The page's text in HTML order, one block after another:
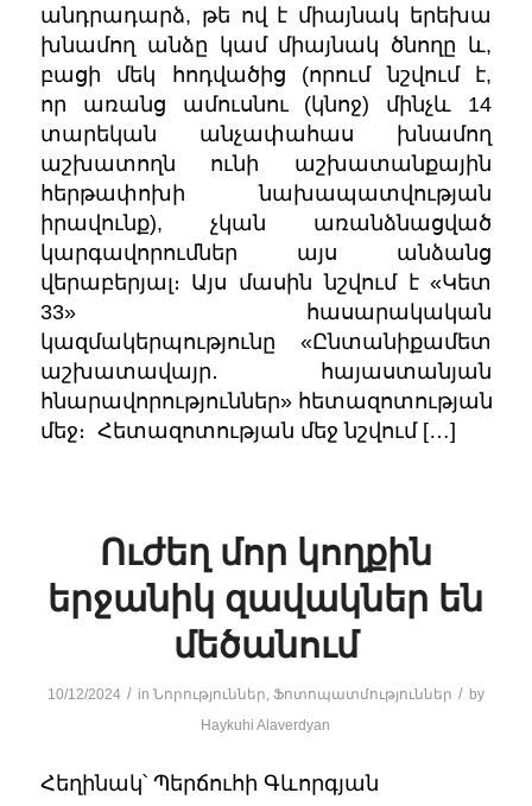
անդրադարձ, թե ով է միայնակ երեխա
խնամող անձը կամ միայնակ ծնողը և,
բացի մեկ հոդվածից (որում նշվում է,
որ առանց ամուսնու (կնոջ) մինչև 14
տարեկան անչափահաս խնամող
աշխատողն ունի աշխատանքային
հերթափոխի նախապատվության
իրավունք), չկան առանձնացված
կարգավորումներ այս անձանց
վերաբերյալ։ Այս մասին նշվում է «Կետ
33» հասարակական
կազմակերպությունը «Ընտանիքամետ
աշխատավայր․ հայաստանյան
հնարավորություններ» հետազոտության
մեջ։ Հետազոտության մեջ նշվում […]
Ուժեղ մոր կողքին
երջանիկ զավակներ են
մեծանում
10/12/2024 / in Նորություններ, Ֆոտոպատմություններ / by
Haykuhi Alaverdyan
Հեղինակ՝ Պերճուհի Գևորգյան